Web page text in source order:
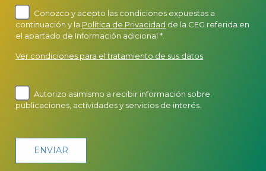
Conozco y acepto las condiciones expuestas a
continuación y la Política de Privacidad de la CEG referida en
el apartado de Información adicional *.
Ver condiciones para el tratamiento de sus datos
Autorizo asimismo a recibir información sobre
publicaciones, actividades y servicios de interés.